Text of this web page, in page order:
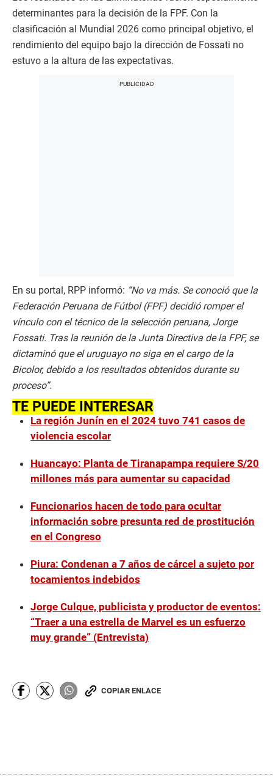
determinantes para la decisión de la FPF. Con la
clasificación al Mundial 2026 como principal objetivo, el
rendimiento del equipo bajo la dirección de Fossati no
estuvo a la altura de las expectativas.
En su portal, RPP informó: “No va más. Se conoció que la
Federación Peruana de Fútbol (FPF) decidió romper el
vínculo con el técnico de la selección peruana, Jorge
Fossati. Tras la reunión de la Junta Directiva de la FPF, se
dictaminó que el uruguayo no siga en el cargo de la
Bicolor, debido a los resultados obtenidos durante su
proceso”.
TE PUEDE INTERESAR
La región Junín en el 2024 tuvo 741 casos de
violencia escolar
Huancayo: Planta de Tiranapampa requiere S/20
millones más para aumentar su capacidad
Funcionarios hacen de todo para ocultar
información sobre presunta red de prostitución
en el Congreso
Piura: Condenan a 7 años de cárcel a sujeto por
tocamientos indebidos
Jorge Culque, publicista y productor de eventos:
“Traer a una estrella de Marvel es un esfuerzo
muy grande” (Entrevista)
COPIAR ENLACE